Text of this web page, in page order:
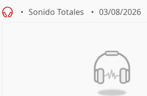
Sonido Totales 03/08/2026